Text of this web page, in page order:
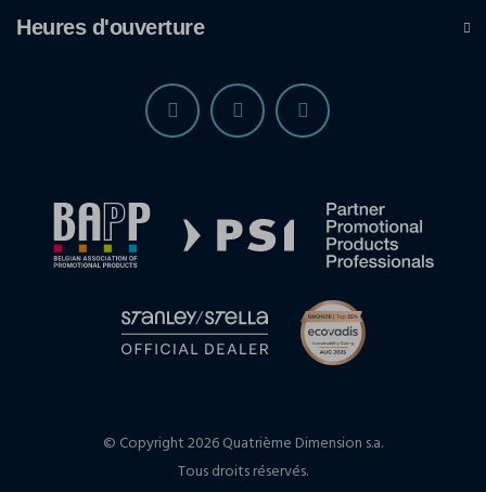
Heures d'ouverture
© Copyright 2026 Quatrième Dimension s.a.
Tous droits réservés.